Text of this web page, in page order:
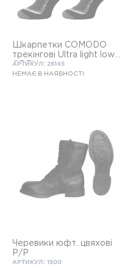
Шкарпетки COMODO
трекінгові Ultra light low
GREY
АРТИКУЛ: 28145
НЕМАЄ В НАЯВНОСТІ
Черевики юфт. цвяхові
Р/Р
АРТИКУЛ: 1500